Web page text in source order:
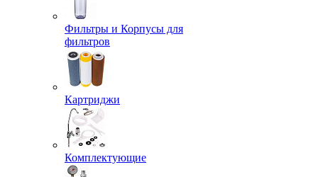
Фильтры и Корпусы для
фильтров
Картриджи
Комплектующие